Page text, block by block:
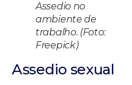
Assedio no
ambiente de
trabalho. (Foto:
Freepick)
Assedio sexual